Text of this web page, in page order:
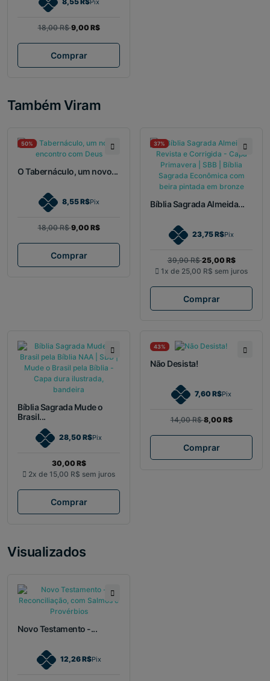
Pix
18,00 R$9,00 R$
Comprar
Também Viram
50%
O Tabernáculo, um novo...
8,55 R$Pix
18,00 R$9,00 R$
Comprar
37%
Bíblia Sagrada Almeida...
23,75 R$Pix
39,90 R$25,00 R$
1x de 25,00 R$ sem juros
Comprar
Bíblia Sagrada Mude o
Brasil...
28,50 R$Pix
30,00 R$
2x de 15,00 R$ sem juros
Comprar
43%
Não Desista!
7,60 R$Pix
14,00 R$8,00 R$
Comprar
Visualizados
Novo Testamento -...
12,26 R$Pix